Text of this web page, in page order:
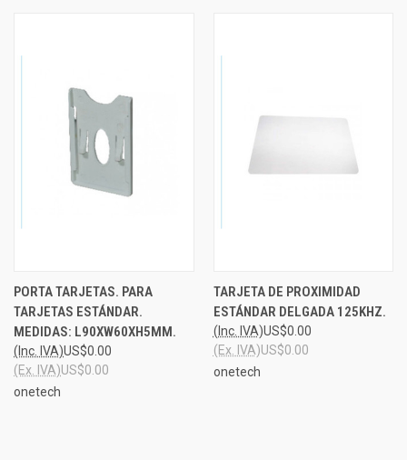
PORTA TARJETAS. PARA
TARJETAS ESTÁNDAR.
MEDIDAS: L90XW60XH5MM.
US$0.00
(Inc. IVA)
US$0.00
(Ex. IVA)
onetech
TARJETA DE PROXIMIDAD
ESTÁNDAR DELGADA 125KHZ.
US$0.00
(Inc. IVA)
US$0.00
(Ex. IVA)
onetech